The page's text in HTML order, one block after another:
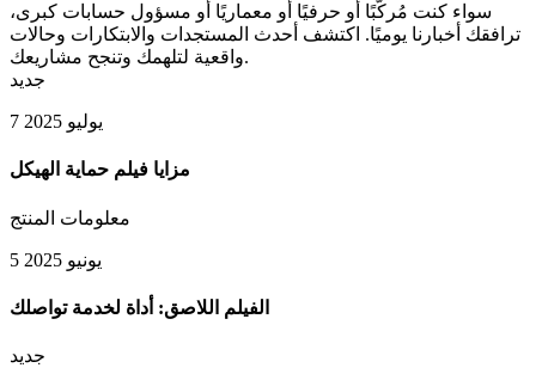
سواء كنت مُركّبًا أو حرفيًا أو معماريًا أو مسؤول حسابات كبرى،
ترافقك أخبارنا يوميًا. اكتشف أحدث المستجدات والابتكارات وحالات
واقعية لتلهمك وتنجح مشاريعك.
جديد
7 يوليو 2025
مزايا فيلم حماية الهيكل
معلومات المنتج
5 يونيو 2025
الفيلم اللاصق: أداة لخدمة تواصلك
جديد